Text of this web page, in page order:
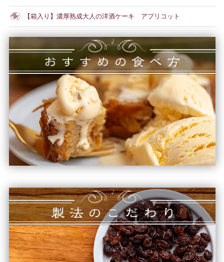
【箱入り】濃厚熟成大人の洋酒ケーキ アプリコット